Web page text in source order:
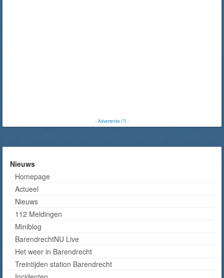
-Advertentie (?)-
Nieuws
Homepage
Actueel
Nieuws
112 Meldingen
Miniblog
BarendrechtNU Live
Het weer in Barendrecht
Treintijden station Barendrecht